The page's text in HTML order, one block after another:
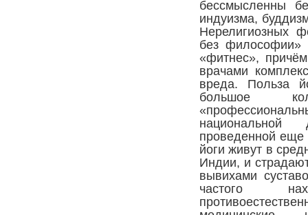
бессмысленны
индуизма,
Нерелигиозных
без философии»
«фитнес»,
врачами
вреда. Польза
большое
проведенной еще
йоги живут в
Индии, и
вывихами
частого